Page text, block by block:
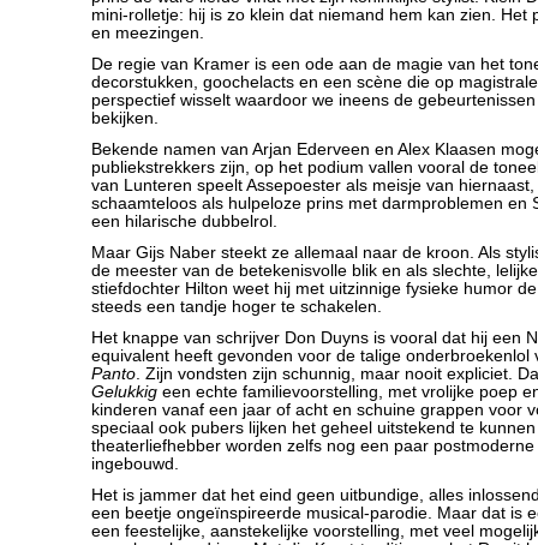
mini-rolletje: hij is zo klein dat niemand hem kan zien. Het
en meezingen.
De regie van Kramer is een ode aan de magie van het
decorstukken, goochelacts en een scène die op
perspectief wisselt waardoor we ineens de
bekijken.
Bekende namen van Arjan Ederveen en Alex Klaasen
publiekstrekkers zijn, op het podium vallen vooral de
van Lunteren speelt Assepoester als meisje van
schaamteloos als hulpeloze prins met darmproblemen en
een hilarische dubbelrol.
Maar Gijs Naber steekt ze allemaal naar de kroon. Als
de meester van de betekenisvolle blik en als slechte,
stiefdochter Hilton weet hij met uitzinnige fysieke humor
steeds een tandje hoger te schakelen.
Het knappe van schrijver Don Duyns is vooral dat hij een
equivalent heeft gevonden voor de talige onderbroekenlol
Panto. Zijn vondsten zijn schunnig, maar nooit expliciet.
Gelukkig een echte familievoorstelling, met vrolijke poep
kinderen vanaf een jaar of acht en schuine grappen voor
speciaal ook pubers lijken het geheel uitstekend te
theaterliefhebber worden zelfs nog een paar
ingebouwd.
Het is jammer dat het eind geen uitbundige, alles
een beetje ongeïnspireerde musical-parodie. Maar dat is
een feestelijke, aanstekelijke voorstelling, met veel